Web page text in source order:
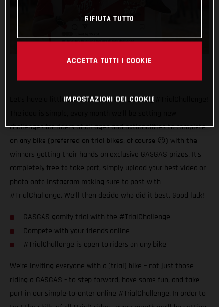
Let’s have a little fun with what we’re calling #TrialChallenge!
challenges for riders of all ages and nationalities to complete
on any bike (preferred on trial bikes, of course 😉) with the
winners getting their hands on exclusive GASGAS prizes. It’s
completely free to take part, simply upload your best video or
photo onto Instagram making sure to post with
#TrialChallenge. We’ll then decide who did it best. Good luck!
GASGAS gamify trial with the #TrialChallenge
Compete with your friends online
#TrialChallenge is open to riders on any bike
We’re inviting everyone with a (trial) bike – not just those
riding a GASGAS – to step forward, have some fun, and take
part in our simple-to-enter online #TrialChallenge. In order to
RIFIUTA TUTTO
ACCETTA TUTTI I COOKIE
IMPOSTAZIONI DEI COOKIE